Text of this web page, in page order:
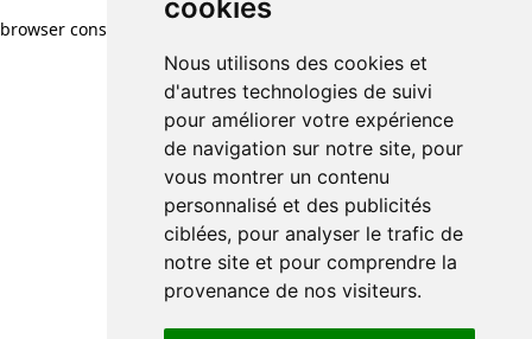
cookies
Nous utilisons des cookies et
d'autres technologies de suivi
pour améliorer votre expérience
de navigation sur notre site, pour
vous montrer un contenu
personnalisé et des publicités
ciblées, pour analyser le trafic de
notre site et pour comprendre la
provenance de nos visiteurs.
browser console for more information)